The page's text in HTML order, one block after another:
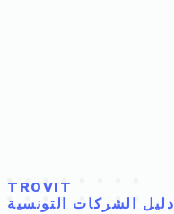
TROVIT
دليل الشركات التونسية